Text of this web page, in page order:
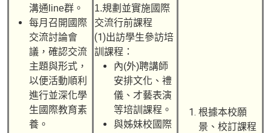
溝通line群。
每月召開國際
交流討論會
議，確認交流
主題與形式，
以便活動順利
進行並深化學
生國際教育素
養。
1.規劃並實施國際
交流行前課程
(1)出訪學生參訪培
訓課程：
內(外)聘講師
安排文化、禮
儀、才藝表演
等培訓課程。
與姊妹校國際
根據本校願
景、校訂課程